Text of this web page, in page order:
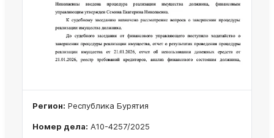
Регион: Республика Бурятия
Номер дела: А10-4257/2025